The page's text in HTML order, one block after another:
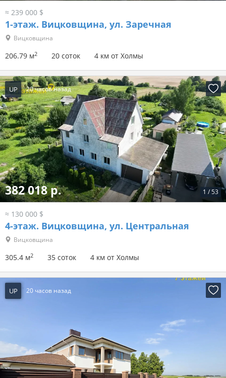
≈ 239 000 $
1-этаж. Вицковщина, ул. Заречная
Вицковщина
206.79 м2 20 соток 4 км от Холмы
UP 20 часов назад
1 /53
382 018 р.
≈ 130 000 $
4-этаж. Вицковщина, ул. Центральная
Вицковщина
305.4 м2 35 соток 4 км от Холмы
UP 20 часов назад